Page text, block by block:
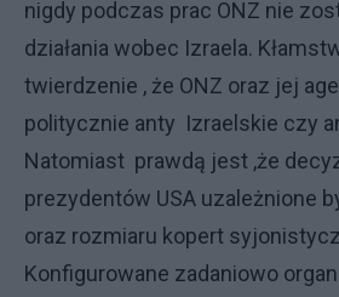
nigdy podczas prac ONZ nie
działania wobec Izraela.
twierdzenie , że ONZ oraz jej
politycznie anty Izraelskie czy
Natomiast prawdą jest ,że
prezydentów USA uzależnione
oraz rozmiaru kopert
Konfigurowane zadaniowo